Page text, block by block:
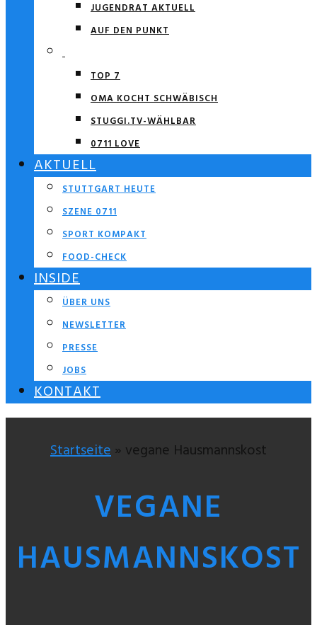
JUGENDRAT AKTUELL
AUF DEN PUNKT
TOP 7
OMA KOCHT SCHWÄBISCH
STUGGI.TV-WÄHLBAR
0711 LOVE
AKTUELL
STUTTGART HEUTE
SZENE 0711
SPORT KOMPAKT
FOOD-CHECK
INSIDE
ÜBER UNS
NEWSLETTER
PRESSE
JOBS
KONTAKT
Startseite» vegane Hausmannskost
VEGANE
HAUSMANNSKOST